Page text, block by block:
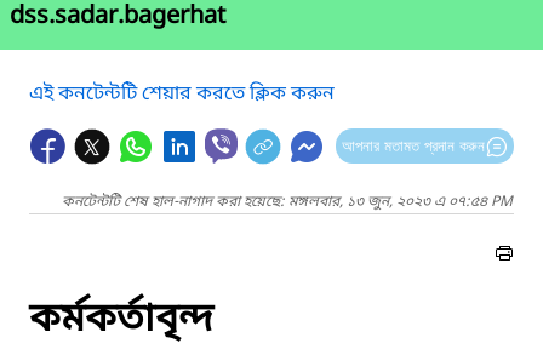
dss.sadar.bagerhat
এই কনটেন্টটি শেয়ার করতে ক্লিক করুন
আপনার মতামত প্রদান করুন
কনটেন্টটি শেষ হাল-নাগাদ করা হয়েছে: মঙ্গলবার, ১৩ জুন, ২০২৩ এ ০৭:৫৪ PM
কর্মকর্তাবৃন্দ